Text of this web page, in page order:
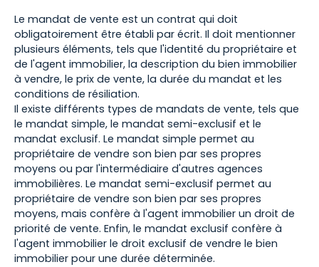
Le mandat de vente est un contrat qui doit
obligatoirement être établi par écrit. Il doit mentionner
plusieurs éléments, tels que l'identité du propriétaire et
de l'agent immobilier, la description du bien immobilier
à vendre, le prix de vente, la durée du mandat et les
conditions de résiliation.
Il existe différents types de mandats de vente, tels que
le mandat simple, le mandat semi-exclusif et le
mandat exclusif. Le mandat simple permet au
propriétaire de vendre son bien par ses propres
moyens ou par l'intermédiaire d'autres agences
immobilières. Le mandat semi-exclusif permet au
propriétaire de vendre son bien par ses propres
moyens, mais confère à l'agent immobilier un droit de
priorité de vente. Enfin, le mandat exclusif confère à
l'agent immobilier le droit exclusif de vendre le bien
immobilier pour une durée déterminée.